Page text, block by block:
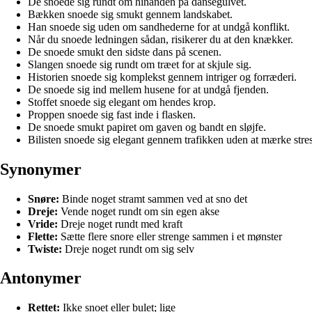
Bækken snoede sig smukt gennem landskabet.
Han snoede sig uden om sandhederne for at undgå konflikt.
Når du snoede ledningen sådan, risikerer du at den knækker.
De snoede smukt den sidste dans på scenen.
Slangen snoede sig rundt om træet for at skjule sig.
Historien snoede sig komplekst gennem intriger og forræderi.
De snoede sig ind mellem husene for at undgå fjenden.
Stoffet snoede sig elegant om hendes krop.
Proppen snoede sig fast inde i flasken.
De snoede smukt papiret om gaven og bandt en sløjfe.
Bilisten snoede sig elegant gennem trafikken uden at mærke
Synonymer
Snøre: Binde noget stramt sammen ved at sno det
Dreje: Vende noget rundt om sin egen akse
Vride: Dreje noget rundt med kraft
Flette: Sætte flere snore eller strenge sammen i et mønster
Twiste: Dreje noget rundt om sig selv
Antonymer
Rettet: Ikke snoet eller bulet; lige